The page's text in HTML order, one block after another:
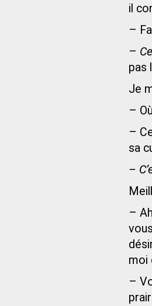
il
–
–
pas
Je
–
–
sa
–
–
moi
–